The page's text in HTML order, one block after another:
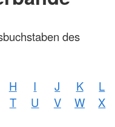
des
H I J K
L
T U V W
X